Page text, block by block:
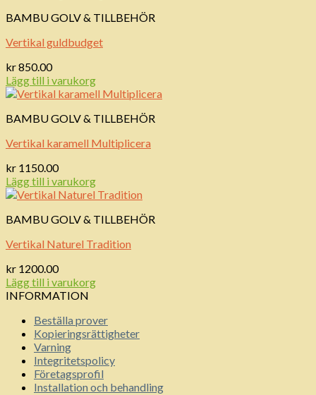
BAMBU GOLV & TILLBEHÖR
Vertikal guldbudget
kr850.00
Lägg till i varukorg
BAMBU GOLV & TILLBEHÖR
Vertikal karamell Multiplicera
kr 1150.00
Lägg till i varukorg
BAMBU GOLV & TILLBEHÖR
Vertikal Naturel Tradition
kr 1200.00
Lägg till i varukorg
INFORMATION
Beställa prover
Kopieringsrättigheter
Varning
Integritetspolicy
Företagsprofil
Installation och behandling